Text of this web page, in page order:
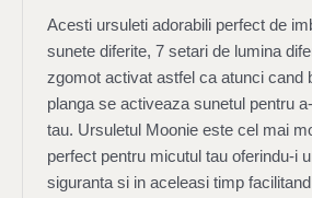
Acesti ursuleti adorabili perfect de
sunete diferite, 7 setari de lumina
zgomot activat astfel ca atunci cand
planga se activeaza sunetul pentru
tau. Ursuletul Moonie este cel mai
perfect pentru micutul tau oferindu-i
siguranta si in aceleasi timp